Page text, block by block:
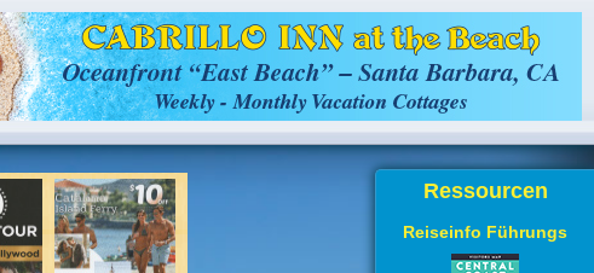
Ressourcen
Reiseinfo Führungs